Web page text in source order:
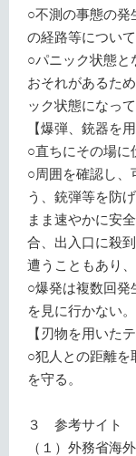
○不測の事態の発
の経路等につい
○パニック状態と
おそれがあるた
ック状態になっ
【爆弾、銃器を
○直ちにその場に
○周囲を確認し、
う、銃弾等を防
まま速やかに安
合、出入口に殺
遭うこともあり、
○爆発は複数回発
を見に行かない。
【刃物を用いた
○犯人との距離を
を守る。
３ 参考サイト
（１）外務省海